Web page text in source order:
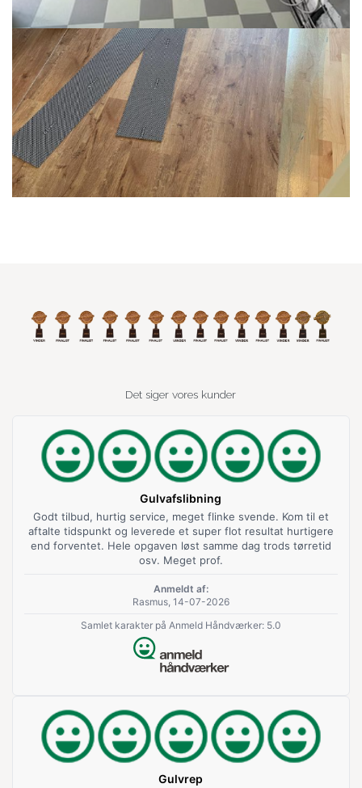
Det siger vores kunder
Gulvafslibning
Godt tilbud, hurtig service, meget flinke svende. Kom til et
aftalte tidspunkt og leverede et super flot resultat hurtigere
end forventet. Hele opgaven løst samme dag trods tørretid
osv. Meget prof.
Anmeldt af:
Rasmus, 14-07-2026
Samlet karakter på Anmeld Håndværker: 5.0
Gulvrep